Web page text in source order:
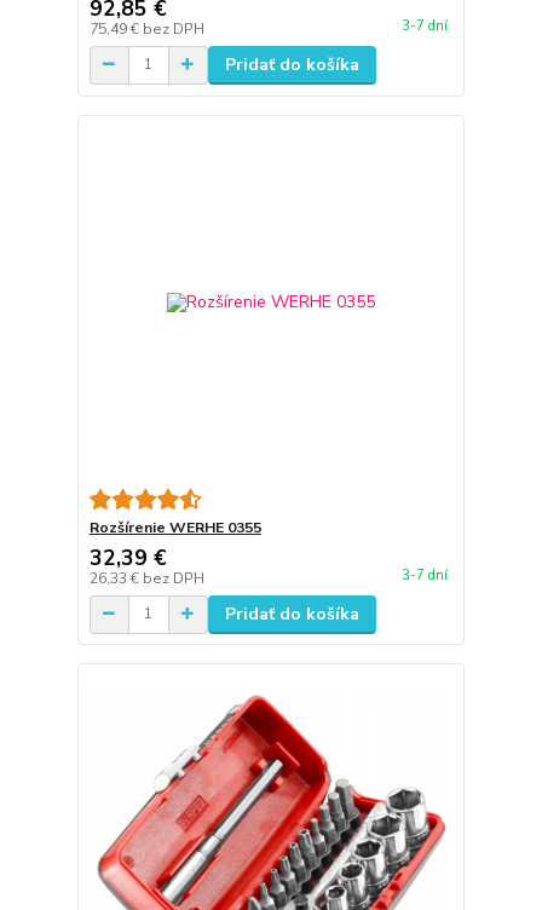
92,85 €
75,49 € bez DPH 3-7 dní
Pridať do košíka
Rozšírenie WERHE 0355
32,39 €
26,33 € bez DPH 3-7 dní
Pridať do košíka